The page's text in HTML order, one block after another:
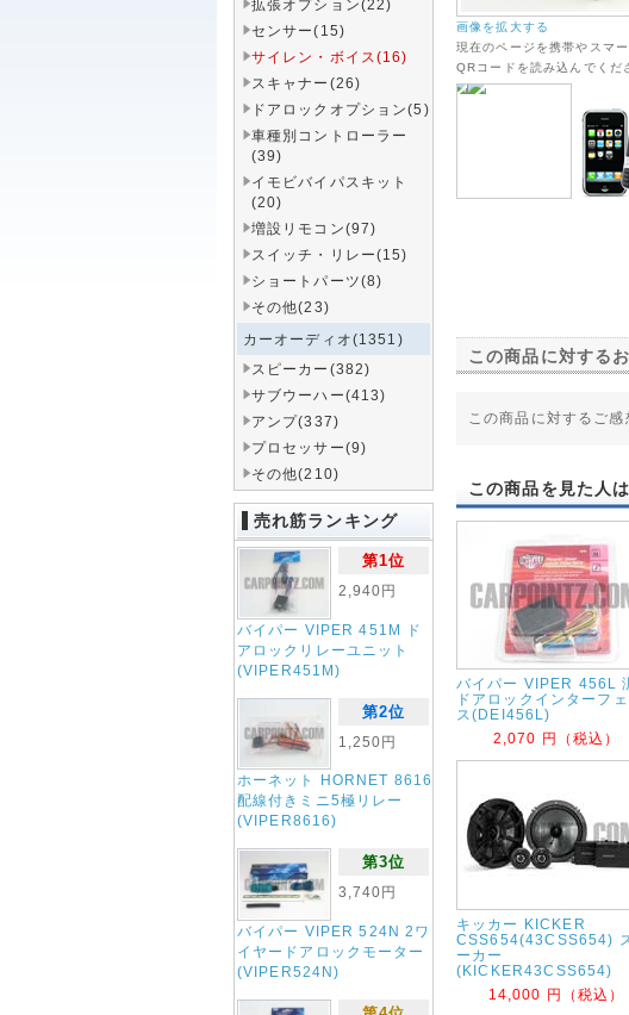
拡張オプション(22)
センサー(15)
サイレン・ボイス(16)
スキャナー(26)
ドアロックオプション(5)
車種別コントローラー
(39)
イモビバイパスキット
(20)
増設リモコン(97)
スイッチ・リレー(15)
ショートパーツ(8)
その他(23)
カーオーディオ(1351)
スピーカー(382)
サブウーハー(413)
アンプ(337)
プロセッサー(9)
その他(210)
売れ筋ランキング
第1位
2,940円
バイパー VIPER 451M ド
アロックリレーユニット
(VIPER451M)
第2位
1,250円
ホーネット HORNET 8616
配線付きミニ5極リレー
(VIPER8616)
第3位
3,740円
バイパー VIPER 524N 2ワ
イヤードアロックモーター
(VIPER524N)
画像を拡大する
現在のページを携帯やスマ
QRコードを読み込んでくだ
この商品に対する
この商品に対するご
この商品を見た人
バイパー VIPER 456L
ドアロックインターフ
ス(DEI456L)
2,070 円（税込）
キッカー KICKER
CSS654(43CSS654)
ーカー
(KICKER43CSS654)
14,000 円（税込）